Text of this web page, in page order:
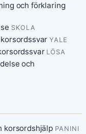
och förklaring
SKOLA
YALE
LÖSA
och
korsordshjälp PANINI